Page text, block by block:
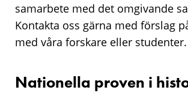
samarbete med det omgivande
Kontakta oss gärna med förslag
med våra forskare eller studenter.
Nationella proven i